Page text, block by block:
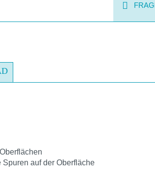
auf der Oberfläche